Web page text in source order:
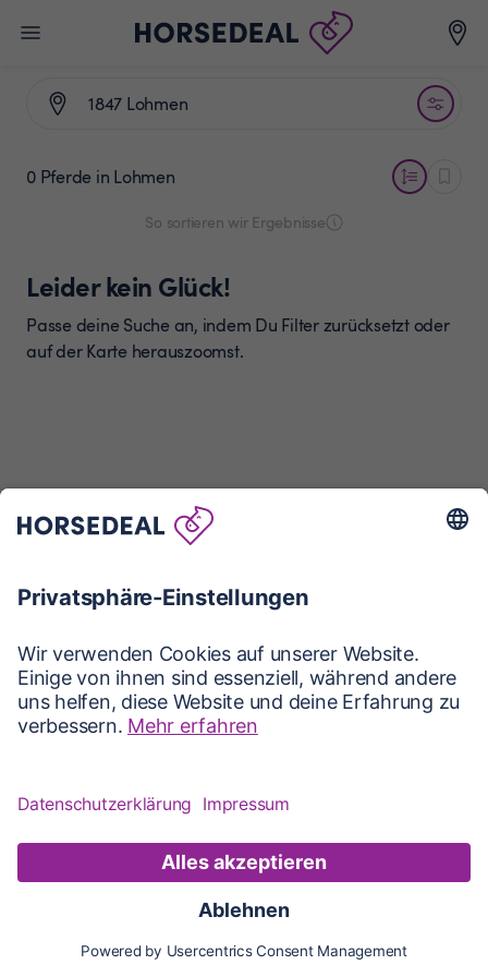
Karte Updates Konto
Karte
0 Pferde in Lohmen
So sortieren wir Ergebnisse
Leider kein Glück!
Passe deine Suche an, indem Du Filter zurücksetzt oder
auf der Karte herauszoomst.